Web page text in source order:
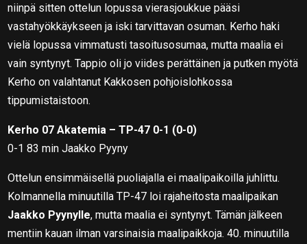
niinpä sitten ottelun lopussa vierasjoukkue pääsi
vastahyökkäykseen ja iski tarvittavan osuman. Kerho haki
vielä lopussa vimmatusti tasoitusosumaa, mutta maalia ei
vain syntynyt. Tappio oli jo viides perättäinen ja putken myötä
Kerho on valahtanut Kakkosen pohjoislohkossa
tippumistaistoon.
Kerho 07 Akatemia – TP-47 0-1 (0-0)
0-1 83 min Jaakko Pyyny
Ottelun ensimmäisellä puoliajalla ei maalipaikoilla juhlittu.
Kolmannella minuutilla TP-47 loi rajaheitosta maalipaikan
Jaakko Pyynylle, mutta maalia ei syntynyt. Tämän jälkeen
mentiin kauan ilman varsinaisia maalipaikkoja. 40. minuutilla